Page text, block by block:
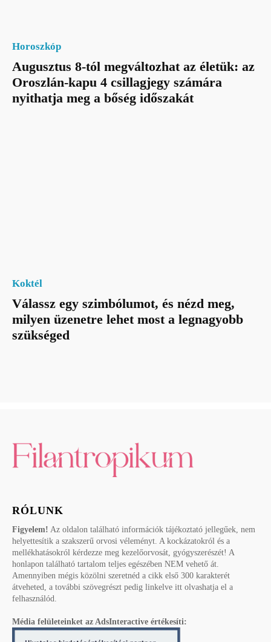
Horoszkóp
Augusztus 8-tól megváltozhat az életük: az
Oroszlán-kapu 4 csillagjegy számára
nyithatja meg a bőség időszakát
Koktél
Válassz egy szimbólumot, és nézd meg,
milyen üzenetre lehet most a legnagyobb
szükséged
RÓLUNK
Figyelem! Az oldalon található információk tájékoztató jellegűek, nem
helyettesítik a szakszerű orvosi véleményt. A kockázatokról és a
mellékhatásokról kérdezze meg kezelőorvosát, gyógyszerészét! A
honlapon található tartalom teljes egészében NEM vehető át.
Amennyiben mégis közölni szeretnéd a cikk első 300 karakterét
átveheted, a további szövegrészt pedig linkelve itt olvashatja el a
felhasználód.
Média felületeinket az AdsInteractive értékesíti: